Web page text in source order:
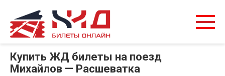
Купить ЖД билеты на поезд
Михайлов — Расшеватка